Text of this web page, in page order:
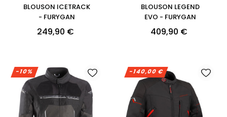
BLOUSON ICETRACK
- FURYGAN
Prix
249,90 €
BLOUSON LEGEND
EVO - FURYGAN
Prix
409,90 €
-10% -140,00 €